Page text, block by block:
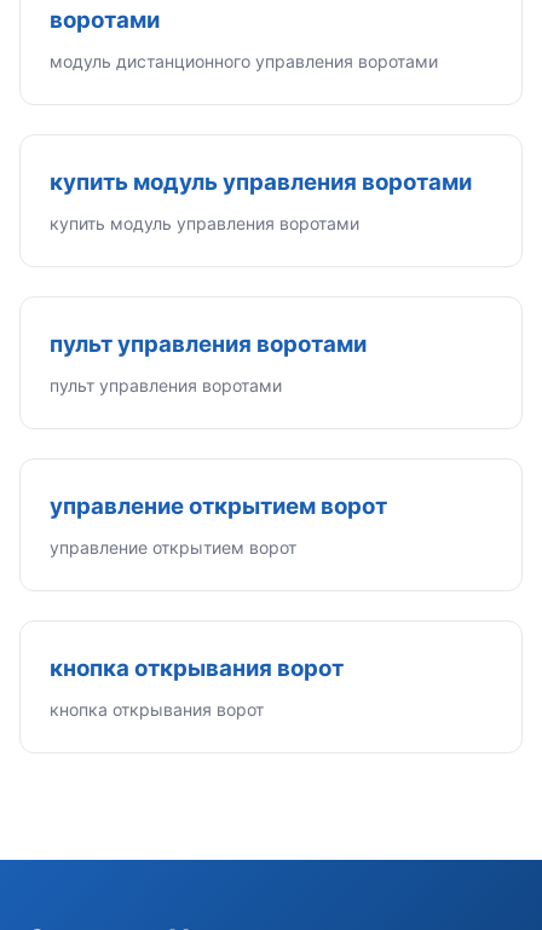
воротами
модуль дистанционного управления воротами
купить модуль управления воротами
купить модуль управления воротами
пульт управления воротами
пульт управления воротами
управление открытием ворот
управление открытием ворот
кнопка открывания ворот
кнопка открывания ворот